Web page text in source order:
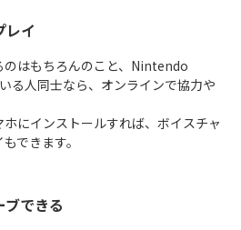
レイ
のはもちろんのこと、Nintendo
る人同士なら、オンラインで協力や
にインストールすれば、ボイスチャ
できます。
できる